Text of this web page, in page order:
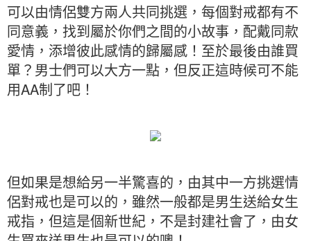
可以由情侶雙方兩人共同挑選，每個對戒都有不
同意義，找到屬於你們之間的小故事，配戴同款
愛情，添增彼此感情的歸屬感！至於最後由誰買
單？男士們可以大方一點，但反正這時候可不能
用AA制了吧！
但如果是想給另一半驚喜的，由其中一方挑選情
侶對戒也是可以的，雖然一般都是男生送給女生
戒指，但這是個新世紀，不是封建社會了，由女